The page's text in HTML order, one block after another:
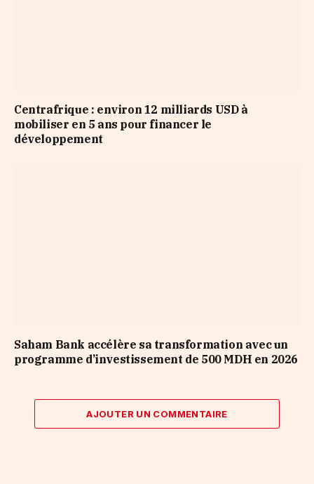
Centrafrique : environ 12 milliards USD à
mobiliser en 5 ans pour financer le
développement
Saham Bank accélère sa transformation avec un
programme d’investissement de 500 MDH en 2026
AJOUTER UN COMMENTAIRE